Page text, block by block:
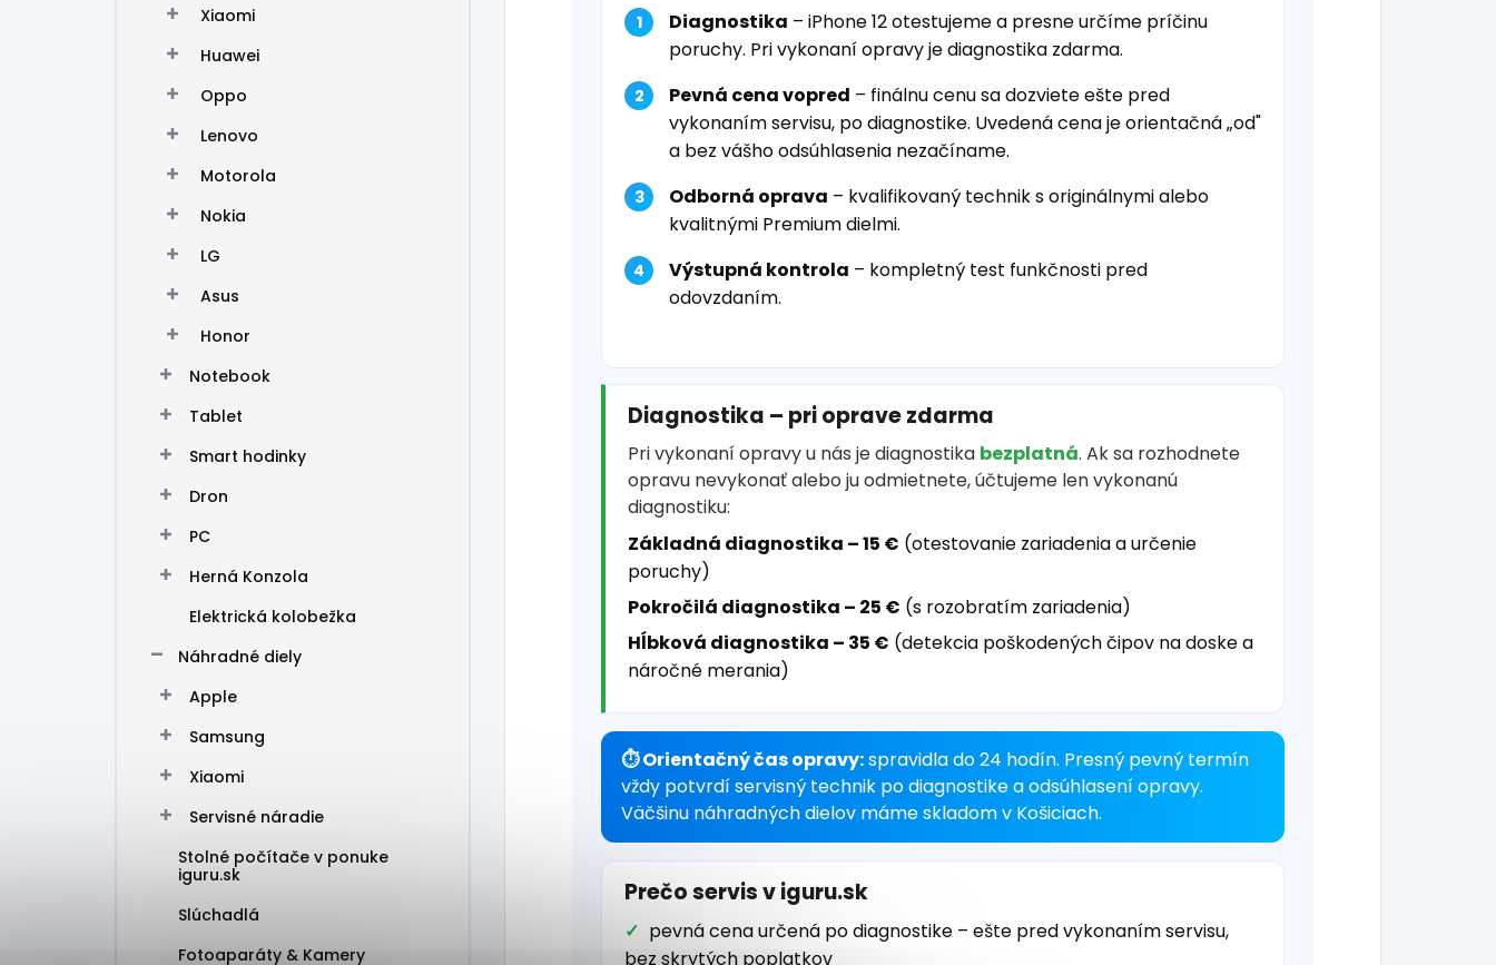
Xiaomi
Huawei
Oppo
Lenovo
Motorola
Nokia
LG
Asus
Honor
Notebook
Tablet
Smart hodinky
Dron
PC
Herná Konzola
Elektrická kolobežka
Náhradné diely
Apple
Samsung
Xiaomi
Servisné náradie
Stolné počítače v ponuke
iguru.sk
Slúchadlá
Fotoaparáty & Kamery
Diagnostika – iPhone 12 otestujeme a presne určíme príčinu
poruchy. Pri vykonaní opravy je diagnostika zdarma.
Pevná cena vopred – finálnu cenu sa dozviete ešte pred
vykonaním servisu, po diagnostike. Uvedená cena je orientačná „od"
a bez vášho odsúhlasenia nezačíname.
Odborná oprava – kvalifikovaný technik s originálnymi alebo
kvalitnými Premium dielmi.
Výstupná kontrola – kompletný test funkčnosti pred
odovzdaním.
Diagnostika – pri oprave zdarma
Pri vykonaní opravy u nás je diagnostika bezplatná. Ak sa rozhodnete
opravu nevykonať alebo ju odmietnete, účtujeme len vykonanú
diagnostiku:
Základná diagnostika – 15 € (otestovanie zariadenia a určenie
poruchy)
Pokročilá diagnostika – 25 € (s rozobratím zariadenia)
Hĺbková diagnostika – 35 € (detekcia poškodených čipov na doske a
náročné merania)
⏱ Orientačný čas opravy:spravidla do 24 hodín. Presný pevný termín
vždy potvrdí servisný technik po diagnostike a odsúhlasení opravy.
Väčšinu náhradných dielov máme skladom v Košiciach.
Prečo servis v iguru.sk
pevná cena určená po diagnostike – ešte pred vykonaním servisu,
bez skrytých poplatkov